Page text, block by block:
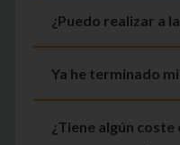
¿Puedo realizar a
Ya he terminado
¿Tiene algún